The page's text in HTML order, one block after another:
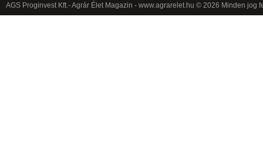
AGS Proginvest Kft.- Agrár Élet Magazin - www.agrarelet.hu © 2026 Minden jog